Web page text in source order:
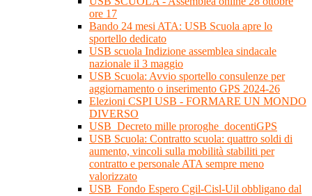
ore 17
Bando 24 mesi ATA: USB Scuola apre lo
sportello dedicato
USB scuola Indizione assemblea sindacale
nazionale il 3 maggio
USB Scuola: Avvio sportello consulenze per
aggiornamento o inserimento GPS 2024-26
Elezioni CSPI USB - FORMARE UN MONDO
DIVERSO
USB_Decreto mille proroghe_docentiGPS
USB Scuola: Contratto scuola: quattro soldi di
aumento, vincoli sulla mobilità stabiliti per
contratto e personale ATA sempre meno
valorizzato
USB_Fondo Espero Cgil-Cisl-Uil obbligano dal